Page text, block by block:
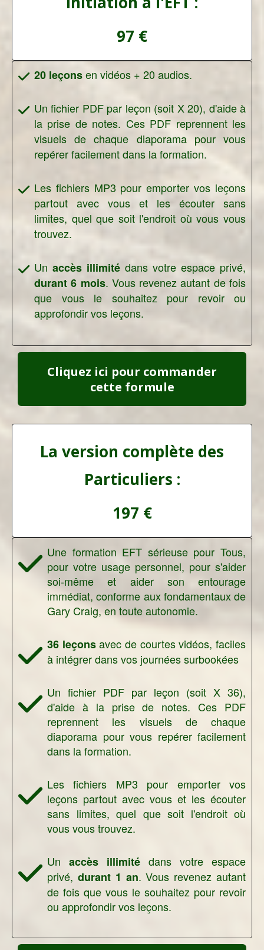
97 €
20 leçonsen vidéos + 20 audios.
Un fichier PDF par leçon (soit X 20), d'aide à
la prise de notes. Ces PDF reprennent les
visuels de chaque diaporama pour vous
repérer facilement dans la formation.
Les fichiers MP3 pour emporter vos leçons
partout avec vous et les écouter sans
limites, quel que soit l'endroit où vous vous
trouvez.
Un accès illimité dans votre espace privé,
durant 6 mois. Vous revenez autant de fois
que vous le souhaitez pour revoir ou
approfondir vos leçons.
Cliquez ici pour commander
cette formule
La version complète des
Particuliers :
197 €
Une formation EFT sérieuse pour Tous,
pour votre usage personnel, pour s'aider
soi-même et aider son entourage
immédiat, conforme aux fondamentaux de
Gary Craig, en toute autonomie.
36 leçonsavec de courtes vidéos, faciles
à intégrer dans vos journées surbookées
Un fichier PDF par leçon (soit X 36),
d'aide à la prise de notes. Ces PDF
reprennent les visuels de chaque
diaporama pour vous repérer facilement
dans la formation.
Les fichiers MP3 pour emporter vos
leçons partout avec vous et les écouter
sans limites, quel que soit l'endroit où
vous vous trouvez.
Un accès illimité dans votre espace
privé, durant 1 an. Vous revenez autant
de fois que vous le souhaitez pour revoir
ou approfondir vos leçons.